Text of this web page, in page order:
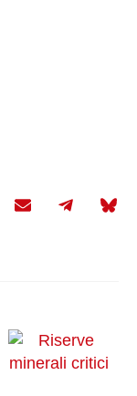
Share
Share
Share